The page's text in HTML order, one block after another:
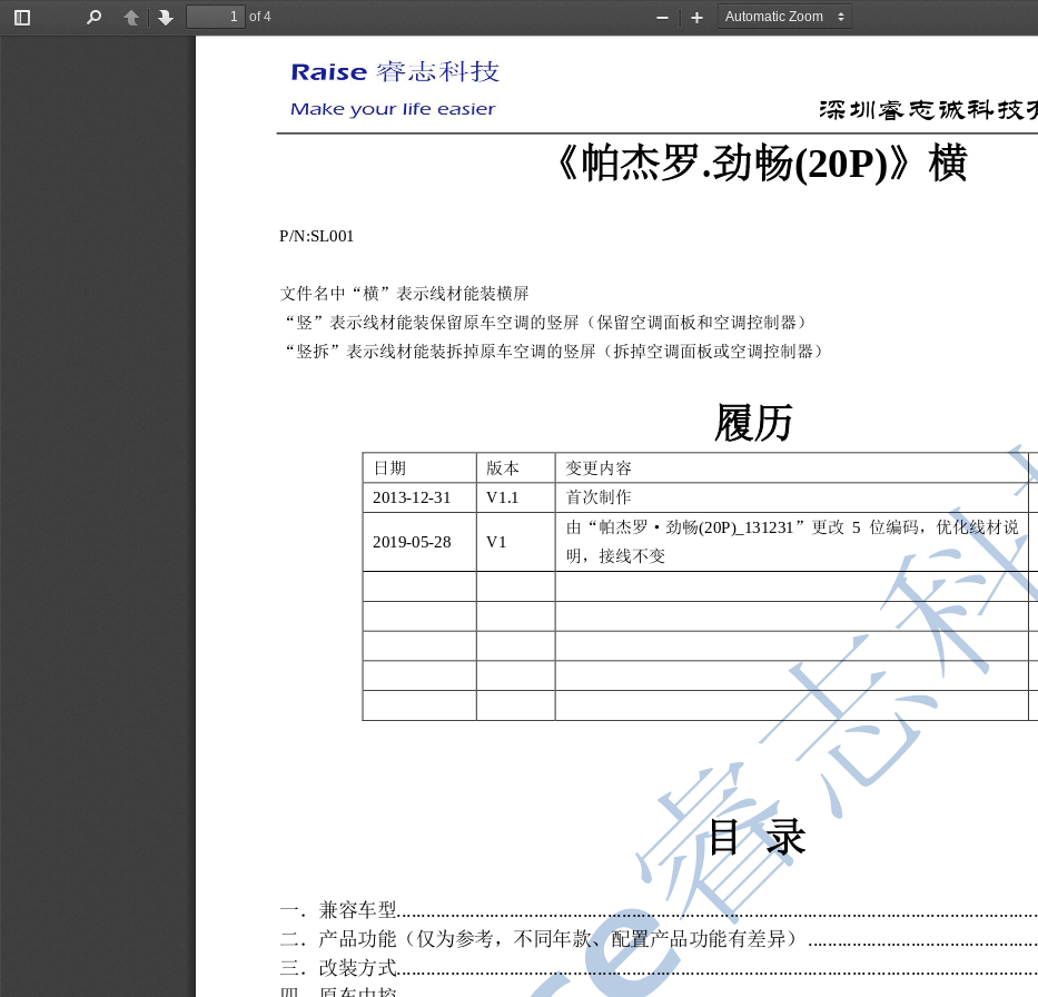
Toggle
PreviousNext
of 4
Zoom
Zoom
深圳睿志诚科技
《帕杰罗.劲畅(20P)》横
P/N:SL001
文件名中“横”表示线材能装横屏
“竖”表示线材能装保留原车空调的竖屏（保留空调面板和空调控制器）
“竖拆”表示线材能装拆掉原车空调的竖屏（拆掉空调面板或空调控制器）
履历
日期 版本 变更内容
2013-1 2-31 V1.1 首次制作
2019-05-28 V1
由“帕杰罗·劲畅(20P)_131231 ”更改 5 位编码，优化线材说
明，接线不变
目 录
一．兼容车型 ................................................................
二．产品功能（仅为参考，不同年款、配置产品功能有差异）
三．改装方式
................................